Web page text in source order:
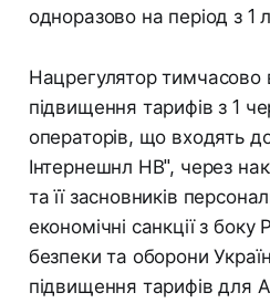
одноразово на період з 1
Нацрегулятор тимчасово
підвищення тарифів з 1
операторів, що входять
Інтернешнл НВ", через
та її засновників
економічні санкції з боку
безпеки та оборони
підвищення тарифів для